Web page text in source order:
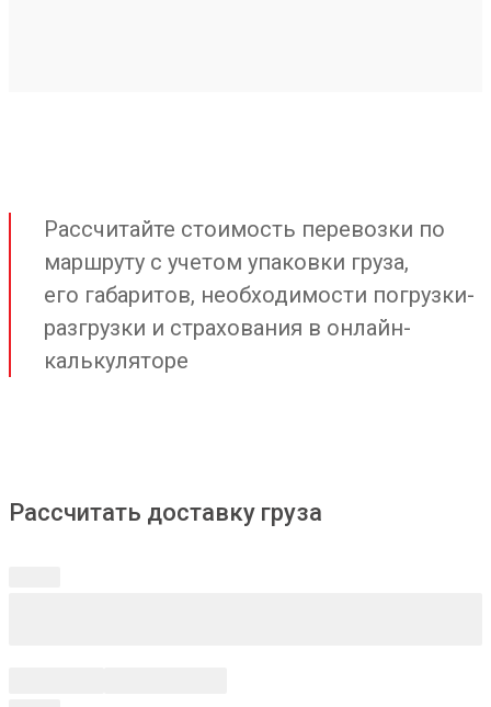
Рассчитайте стоимость перевозки по
маршруту с учетом упаковки груза,
его габаритов, необходимости погрузки-
разгрузки и страхования в онлайн-
калькуляторе
Рассчитать доставку груза